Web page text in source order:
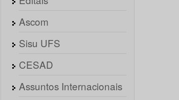
Ascom
Sisu UFS
CESAD
Assuntos Internacionais